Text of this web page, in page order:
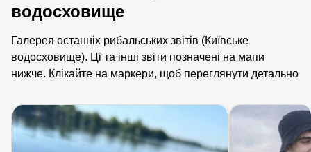
водосховище
Галерея останніх рибальських звітів (Київське
водосховище). Ці та інші звіти позначені на мапи
нижче. Клікайте на маркери, щоб переглянути детально